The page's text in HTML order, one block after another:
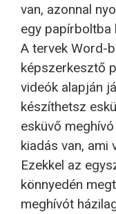
van, azonnal
egy papírboltba
A tervek Word-
képszerkesztő
videók alapján
készíthetsz
esküvő
kiadás van, ami
Ezekkel az
könnyedén
meghívót